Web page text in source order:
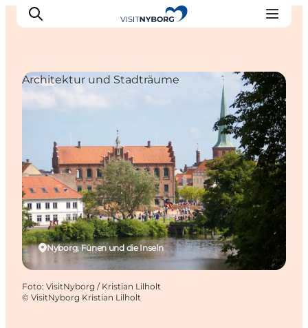
Veranstaltungen
Übernachtung
Reiseplanung
Buchen & kaufen
Nyborg, Fünen und die Inseln
Architektur und Stadträume
Foto: VisitNyborg / Kristian Lilholt
© VisitNyborg Kristian Lilholt